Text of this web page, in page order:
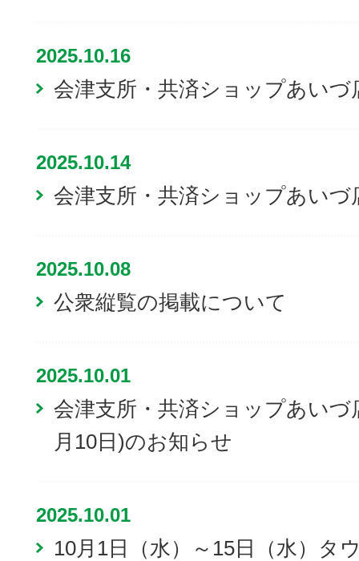
2025.10.16
会津支所・共済ショップあいづ
2025.10.14
会津支所・共済ショップあい
2025.10.08
公衆縦覧の掲載について
2025.10.01
会津支所・共済ショップあいづ
月10日)のお知らせ
2025.10.01
10月1日（水）～15日（水）タ